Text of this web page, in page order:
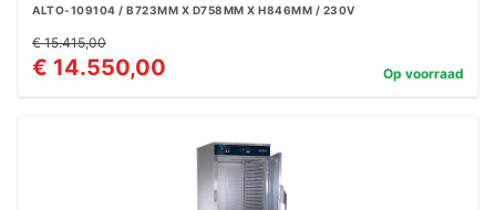
ALTO-109104 / B723MM X D758MM X H846MM / 230V
€ 15.415,00
€ 14.550,00 Op voorraad